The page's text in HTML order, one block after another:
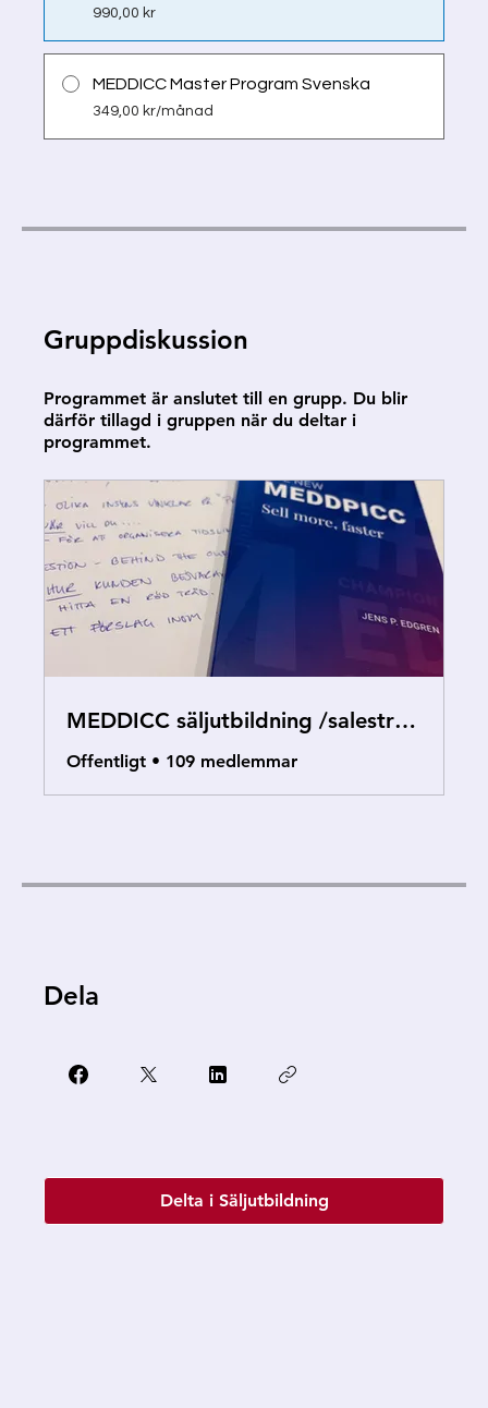
990,00 kr
MEDDICC Master Program Svenska
349,00 kr/månad
Gruppdiskussion
Programmet är anslutet till en grupp. Du blir
därför tillagd i gruppen när du deltar i
programmet.
MEDDICC säljutbildning /salestraining
Offentligt • 109 medlemmar
Dela
Delta i Säljutbildning